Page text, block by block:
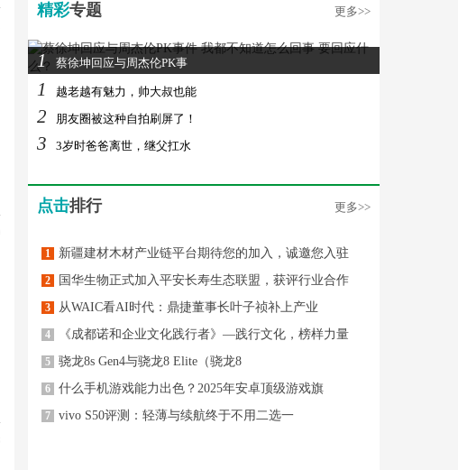
精彩专题 更多>>
1 蔡徐坤回应与周杰伦PK事
1 越老越有魅力，帅大叔也能
2 朋友圈被这种自拍刷屏了！
3 3岁时爸爸离世，继父扛水
点击排行 更多>>
1 新疆建材木材产业链平台期待您的加入，诚邀您入驻
2 国华生物正式加入平安长寿生态联盟，获评行业合作
3 从WAIC看AI时代：鼎捷董事长叶子祯补上产业
4 《成都诺和企业文化践行者》—践行文化，榜样力量
5 骁龙8s Gen4与骁龙8 Elite（骁龙8
6 什么手机游戏能力出色？2025年安卓顶级游戏旗
7 vivo S50评测：轻薄与续航终于不用二选一